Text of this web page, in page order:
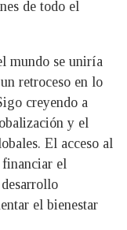
de todo el
mundo se uniría
retroceso en lo
creyendo a
y el
El acceso al
financiar el
el bienestar